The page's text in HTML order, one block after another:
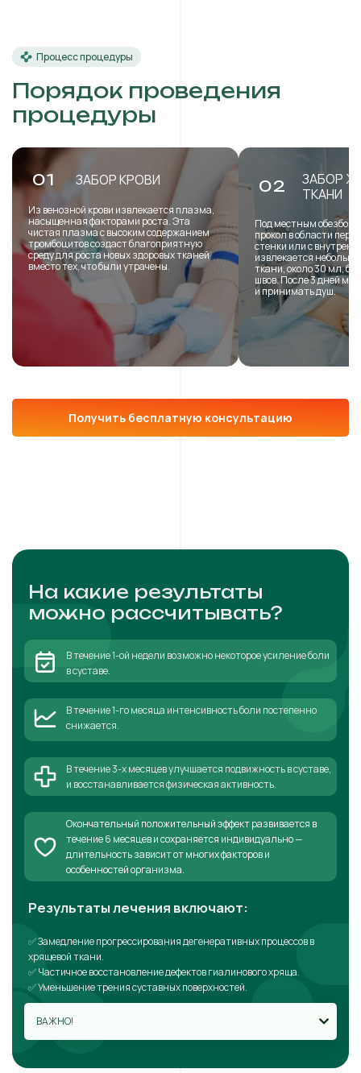
Процесс процедуры
Порядок проведения
процедуры
01 ЗАБОР КРОВИ
Из венозной крови извлекается плазма,
насыщенная факторами роста. Эта
чистая плазма с высоким содержанием
тромбоцитов создаст благоприятную
среду для роста новых здоровых тканей
вместо тех, что были утрачены.
02
ЗАБОР
ТКАНИ
Под местным
прокол в области
стенки или с
извлекается
ткани, около 30 мл,
швов. После 3 дней
и принимать душ.
Получить бесплатную консультацию
На какие результаты
можно рассчитывать?
В течение 1-ой недели возможно некоторое усиление боли
в суставе.
В течение 1-го месяца интенсивность боли постепенно
снижается.
В течение 3-х месяцев улучшается подвижность в суставе,
и восстанавливается физическая активность.
Окончательный положительный эффект развивается в
течение 6 месяцев и сохраняется индивидуально —
длительность зависит от многих факторов и
особенностей организма.
Результаты лечения включают:
✅ Замедление прогрессирования дегенеративных процессов в
хрящевой ткани.
✅ Частичное восстановление дефектов гиалинового хряща.
✅ Уменьшение трения суставных поверхностей.
ВАЖНО!